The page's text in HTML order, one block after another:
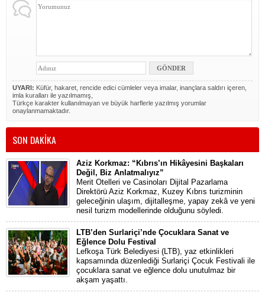
UYARI: Küfür, hakaret, rencide edici cümleler veya imalar, inançlara saldırı içeren,
imla kuralları ile yazılmamış,
Türkçe karakter kullanılmayan ve büyük harflerle yazılmış yorumlar
onaylanmamaktadır.
SON DAKİKA
Aziz Korkmaz: “Kıbrıs’ın Hikâyesini Başkaları
Değil, Biz Anlatmalıyız”
Merit Otelleri ve Casinoları Dijital Pazarlama
Direktörü Aziz Korkmaz, Kuzey Kıbrıs turizminin
geleceğinin ulaşım, dijitalleşme, yapay zekâ ve yeni
nesil turizm modellerinde olduğunu söyledi.
LTB’den Surlariçi’nde Çocuklara Sanat ve
Eğlence Dolu Festival
Lefkoşa Türk Belediyesi (LTB), yaz etkinlikleri
kapsamında düzenlediği Surlariçi Çocuk Festivali ile
çocuklara sanat ve eğlence dolu unutulmaz bir
akşam yaşattı.